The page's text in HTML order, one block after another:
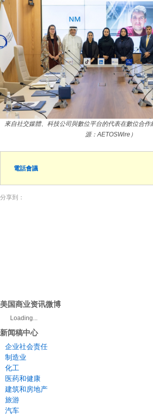
來自社交媒體、科技公司與數位平台的代表在數位合
源：AETOSWire）
電話會議
分享到：
美国商业资讯微博
Loading...
新闻稿中心
企业社会责任
制造业
化工
医药和健康
建筑和房地产
旅游
汽车